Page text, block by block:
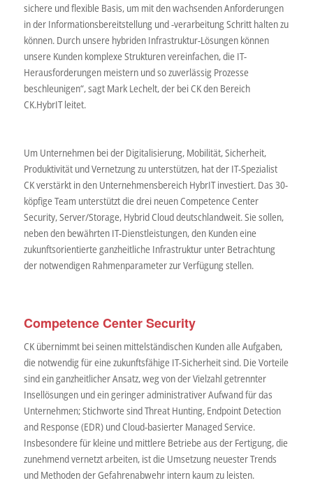
sichere und flexible Basis, um mit den wachsenden Anforderungen
in der Informationsbereitstellung und -verarbeitung Schritt halten zu
können. Durch unsere hybriden Infrastruktur-Lösungen können
unsere Kunden komplexe Strukturen vereinfachen, die IT-
Herausforderungen meistern und so zuverlässig Prozesse
beschleunigen“, sagt Mark Lechelt, der bei CK den Bereich
CK.HybrIT leitet.
Um Unternehmen bei der Digitalisierung, Mobilität, Sicherheit,
Produktivität und Vernetzung zu unterstützen, hat der IT-Spezialist
CK verstärkt in den Unternehmensbereich HybrIT investiert. Das 30-
köpfige Team unterstützt die drei neuen Competence Center
Security, Server/Storage, Hybrid Cloud deutschlandweit. Sie sollen,
neben den bewährten IT-Dienstleistungen, den Kunden eine
zukunftsorientierte ganzheitliche Infrastruktur unter Betrachtung
der notwendigen Rahmenparameter zur Verfügung stellen.
Competence Center Security
CK übernimmt bei seinen mittelständischen Kunden alle Aufgaben,
die notwendig für eine zukunftsfähige IT-Sicherheit sind. Die Vorteile
sind ein ganzheitlicher Ansatz, weg von der Vielzahl getrennter
Insellösungen und ein geringer administrativer Aufwand für das
Unternehmen; Stichworte sind Threat Hunting, Endpoint Detection
and Response (EDR) und Cloud-basierter Managed Service.
Insbesondere für kleine und mittlere Betriebe aus der Fertigung, die
zunehmend vernetzt arbeiten, ist die Umsetzung neuester Trends
und Methoden der Gefahrenabwehr intern kaum zu leisten.